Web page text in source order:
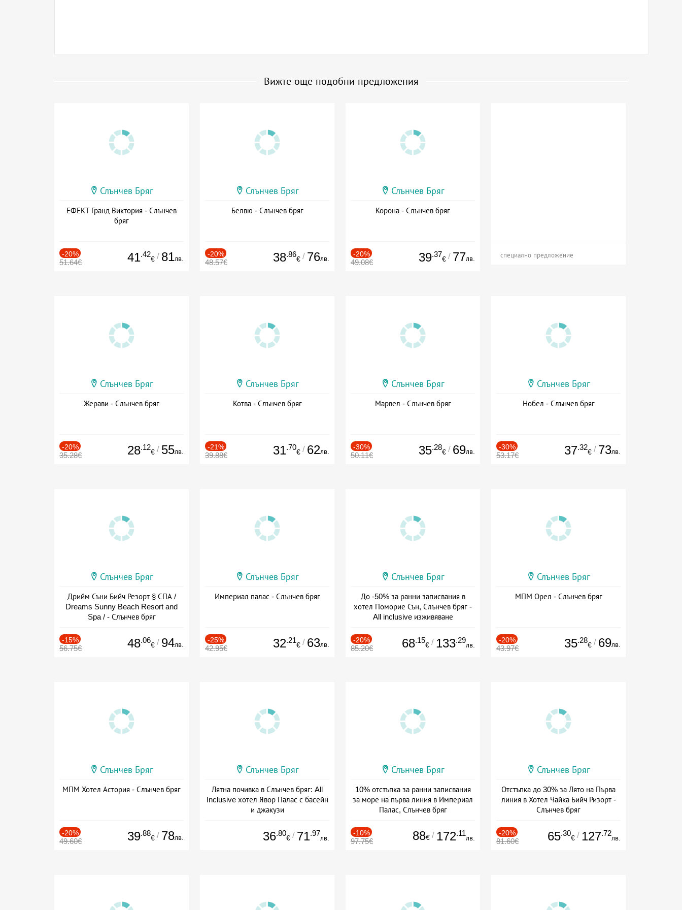
Вижте още подобни предложения
Слънчев Бряг
ЕФЕКТ Гранд Виктория - Слънчев
бряг
-20%
51.64€ 41.42
€ / 81лв.
Слънчев Бряг
Белвю - Слънчев бряг
-20%
48.57€ 38.86
€ / 76лв.
Слънчев Бряг
Корона - Слънчев бряг
-20%
49.08€ 39.37
€ / 77лв. специално предложение
Слънчев Бряг
Жерави - Слънчев бряг
-20%
35.28€ 28.12
€ / 55лв.
Слънчев Бряг
Котва - Слънчев бряг
-21%
39.88€ 31.70
€ / 62лв.
Слънчев Бряг
Марвел - Слънчев бряг
-30%
50.11€ 35.28
€ / 69лв.
Слънчев Бряг
Нобел - Слънчев бряг
-30%
53.17€ 37.32
€ / 73лв.
Слънчев Бряг
Дрийм Съни Бийч Резорт § СПА /
Dreams Sunny Beach Resort and
Spa / - Слънчев бряг
-15%
56.75€ 48.06
€ / 94лв.
Слънчев Бряг
Империал палас - Слънчев бряг
-25%
42.95€ 32.21
€ / 63лв.
Слънчев Бряг
До -50% за ранни записвания в
хотел Поморие Сън, Слънчев бряг -
All inclusive изживяване
-20%
85.20€ 68.15
€ / 133.29
лв.
Слънчев Бряг
МПМ Орел - Слънчев бряг
-20%
43.97€ 35.28
€ / 69лв.
Слънчев Бряг
МПМ Хотел Астория - Слънчев бряг
-20%
49.60€ 39.88
€ / 78лв.
Слънчев Бряг
Лятна почивка в Слънчев бряг: All
Inclusive хотел Явор Палас с басейн
и джакузи
36.80
€ / 71.97
лв.
Слънчев Бряг
10% отстъпка за ранни записвания
за море на първа линия в Империал
Палас, Слънчев бряг
-10%
97.75€ 88€ / 172.11
лв.
Слънчев Бряг
Отстъпка до 30% за Лято на Първа
линия в Хотел Чайка Бийч Ризорт -
Слънчев бряг
-20%
81.60€ 65.30
€ / 127.72
лв.